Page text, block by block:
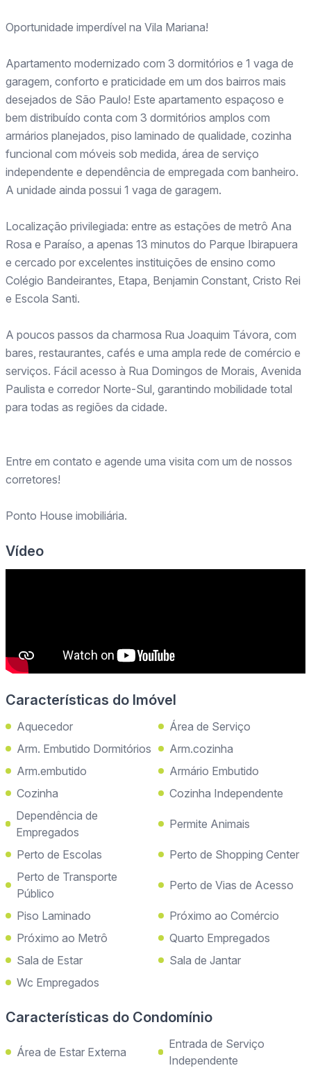
Oportunidade imperdível na Vila Mariana!
Apartamento modernizado com 3 dormitórios e 1 vaga de
garagem, conforto e praticidade em um dos bairros mais
desejados de São Paulo! Este apartamento espaçoso e
bem distribuído conta com 3 dormitórios amplos com
armários planejados, piso laminado de qualidade, cozinha
funcional com móveis sob medida, área de serviço
independente e dependência de empregada com banheiro.
A unidade ainda possui 1 vaga de garagem.
Localização privilegiada: entre as estações de metrô Ana
Rosa e Paraíso, a apenas 13 minutos do Parque Ibirapuera
e cercado por excelentes instituições de ensino como
Colégio Bandeirantes, Etapa, Benjamin Constant, Cristo Rei
e Escola Santi.
A poucos passos da charmosa Rua Joaquim Távora, com
bares, restaurantes, cafés e uma ampla rede de comércio e
serviços. Fácil acesso à Rua Domingos de Morais, Avenida
Paulista e corredor Norte-Sul, garantindo mobilidade total
para todas as regiões da cidade.
Entre em contato e agende uma visita com um de nossos
corretores!
Ponto House imobiliária.
Vídeo
Características do Imóvel
Aquecedor
Área de Serviço
Arm. Embutido Dormitórios
Arm.cozinha
Arm.embutido
Armário Embutido
Cozinha
Cozinha Independente
Dependência de
Empregados
Permite Animais
Perto de Escolas
Perto de Shopping Center
Perto de Transporte
Público
Perto de Vias de Acesso
Piso Laminado
Próximo ao Comércio
Próximo ao Metrô
Quarto Empregados
Sala de Estar
Sala de Jantar
Wc Empregados
Características do Condomínio
Área de Estar Externa
Entrada de Serviço
Independente